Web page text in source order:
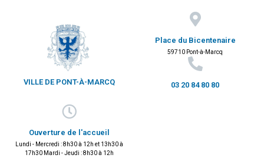
VILLE DE PONT-À-MARCQ
Place du Bicentenaire
59710 Pont-à-Marcq
03 20 84 80 80
Ouverture de l'accueil
Lundi - Mercredi : 8h30 à 12h et 13h30 à
17h30 Mardi - Jeudi : 8h30 à 12h